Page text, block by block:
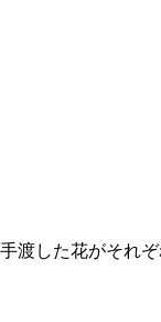
渡した花がそれぞ